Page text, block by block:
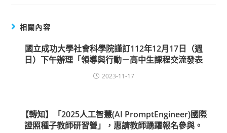
相關內容
國立成功大學社會科學院謹訂112年12月17日（週
日）下午辦理「領導與行動－高中生課程交流發表
2023-11-17
【轉知】「2025人工智慧(AI PromptEngineer)國際
證照種子教師研習營」，惠請教師踴躍報名參與。